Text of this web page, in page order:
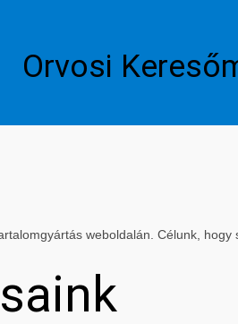
Orvosi
weboldalán. Célunk,